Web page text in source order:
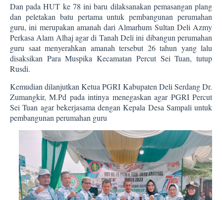
Dan pada HUT ke 78 ini baru dilaksanakan pemasangan plang
dan peletakan batu pertama untuk pembangunan perumahan
guru, ini merupakan amanah dari Almarhum Sultan Deli Azmy
Perkasa Alam Alhaj agar di Tanah Deli ini dibangun perumahan
guru saat menyerahkan amanah tersebut 26 tahun yang lalu
disaksikan Para Muspika Kecamatan Percut Sei Tuan, tutup
Rusdi.
Kemudian dilanjutkan Ketua PGRI Kabupaten Deli Serdang Dr.
Zumangkir, M.Pd pada intinya menegaskan agar PGRI Percut
Sei Tuan agar bekerjasama dengan Kepala Desa Sampali untuk
pembangunan perumahan guru